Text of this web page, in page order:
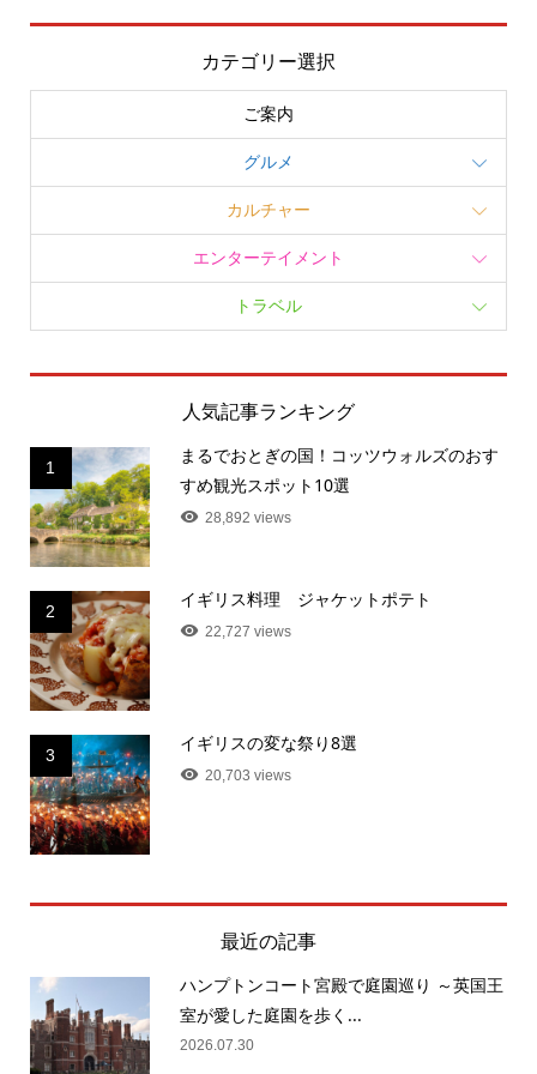
カテゴリー選択
ご案内
グルメ
カルチャー
エンターテイメント
トラベル
人気記事ランキング
1
まるでおとぎの国！コッツウォルズのおす
すめ観光スポット10選
28,892 views
2
イギリス料理 ジャケットポテト
22,727 views
3
イギリスの変な祭り8選
20,703 views
最近の記事
ハンプトンコート宮殿で庭園巡り ～英国王
室が愛した庭園を歩く...
2026.07.30